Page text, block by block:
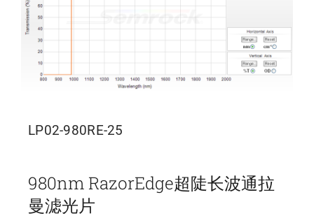
LP02-980RE-25
980nm RazorEdge超陡长波通拉
曼滤光片